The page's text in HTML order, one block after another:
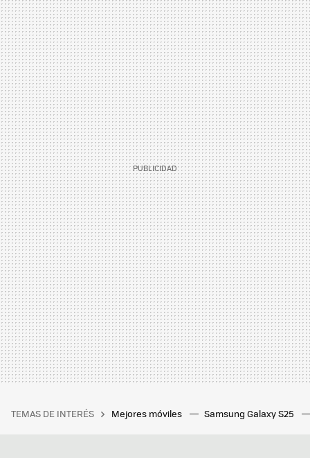
TEMAS DE INTERÉS Mejores móviles Samsung Galaxy S25